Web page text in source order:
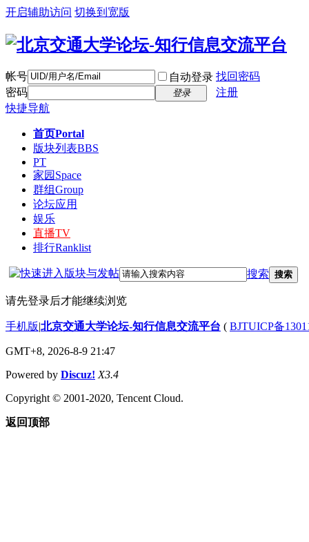
开启辅助访问 切换到宽版
帐号 自动登录 找回密码
密码
登录
注册
快捷导航
首页Portal
版块列表BBS
PT
家园 Space
群组Group
论坛应用
娱乐
直播TV
排行Ranklist
搜索 搜索
请先登录后才能继续浏览
手机版|北京交通大学论坛-知行信息交流平台 ( BJTUICP备
GMT+8, 2026-8-9 21:47
Powered by Discuz! X3.4
Copyright © 2001-2020, Tencent Cloud.
返回顶部